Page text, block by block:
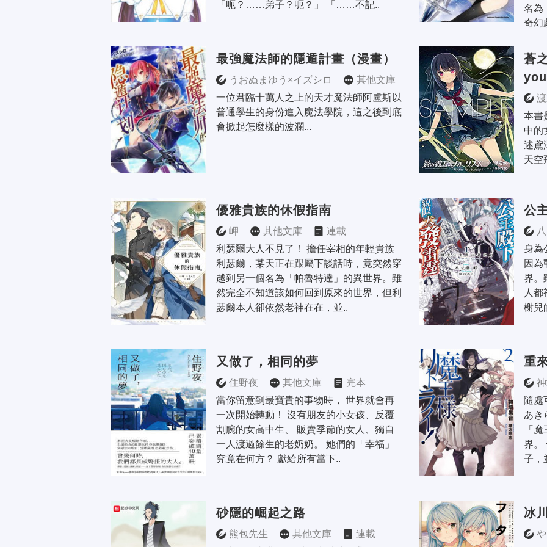
「呃？……弟子？呃？」 「……不記..
名為
奇幻
最強魔法師的隱遁計畫（漫畫）
うおぬまゆう×イズシロ 其他文庫
連載
一位君臨十萬人之上的天才魔法師阿盧斯以
普通學生的身份進入魔法學院，這之後到底
會掀起怎麼樣的波瀾...
蒼
本書
中的
述鳶
天空
優雅貴族的休假指南
岬 其他文庫
連載
利瑟爾大人不見了！ 擔任宰相的年輕貴族
利瑟爾，某天正在跟屬下談話時，竟突然穿
越到另一個名為「帕魯特達」的異世界。雖
然完全不知道該如何回到原來的世界，但利
瑟爾本人卻依然老神在在，並..
公
身為
因為
界。
人
榭兒
又做了，相同的夢
住野夜 其他文庫
完本
當你留意到最寶貴的事物時， 世界就會再
一次開始轉動！ 沒有朋友的小女孩、反覆
割腕的女高中生、 販賣季節的女人、獨自
一人渡過餘生的老奶奶。 她們的「幸福」
究竟在何方？ 獻給所有當下..
重
隨
あき
「
界。
子，
砂隱的崛起之路
熊包先生 其他文庫
連載
冰